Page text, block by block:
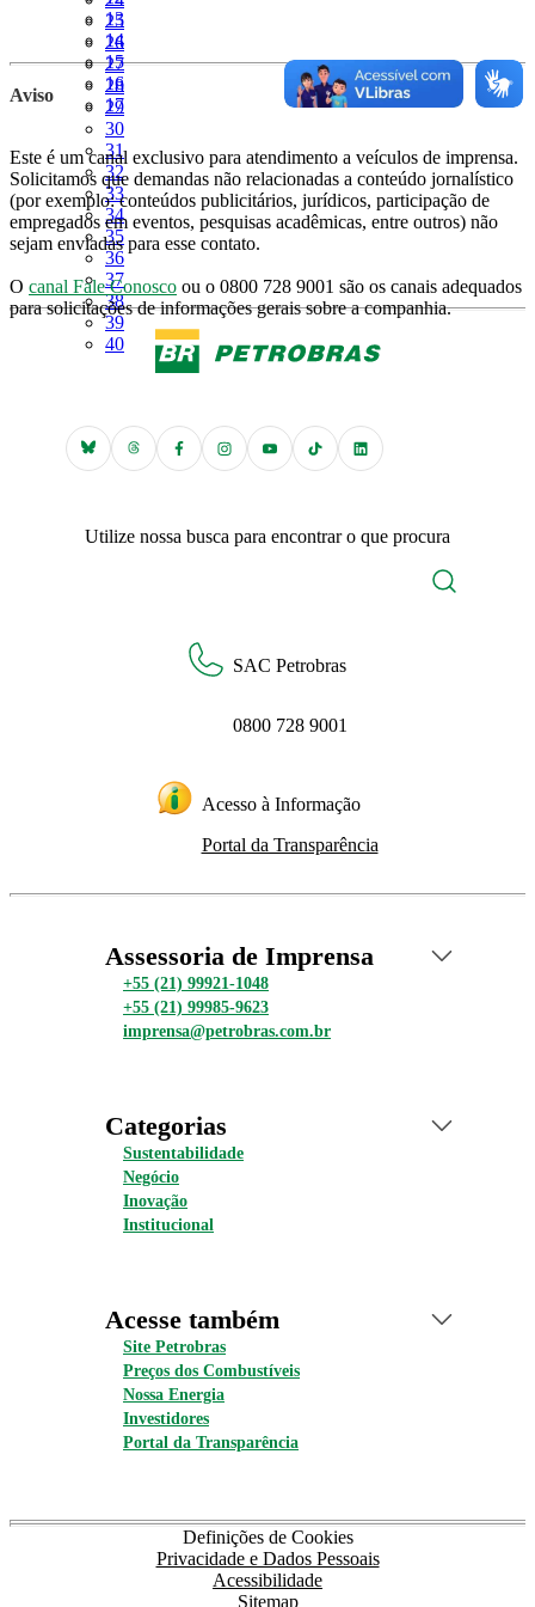
Página
13
Página
14
Página
15
Página
16
Página
17
Página
25
Página
26
Página
27
Página
28
Página
29
Página
30
Página
31
Página
32
Página
33
Página
34
Página
35
Página
36
Página
37
Página
38
Página
39
Página
40
Aviso
Este é um canal exclusivo para atendimento a veículos de imprensa.
Solicitamos que demandas não relacionadas a conteúdo jornalístico
(por exemplo: conteúdos publicitários, jurídicos, participação de
empregados em eventos, pesquisas acadêmicas, entre outros) não
sejam enviadas para esse contato.
O canal Fale Conosco ou o 0800 728 9001 são os canais adequados
para solicitações de informações gerais sobre a companhia.
Utilize nossa busca para encontrar o que procura
SAC Petrobras
0800 728 9001
Acesso à Informação
Portal da Transparência
Assessoria de Imprensa
+55 (21) 99921-1048
+55 (21) 99985-9623
imprensa@petrobras.com.br
Categorias
Sustentabilidade
Negócio
Inovação
Institucional
Acesse também
Site Petrobras
Preços dos Combustíveis
Nossa Energia
Investidores
Portal da Transparência
Definições de Cookies
Privacidade e Dados Pessoais
Acessibilidade
Sitemap